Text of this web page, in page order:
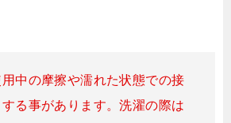
中の摩擦や濡れた状態での接
る事があります。洗濯の際は